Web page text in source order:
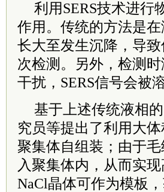
利用SERS技术进行
作用。传统的方法是
长大至发生沉降，导
次检测。另外，检测
干扰，SERS信号会被
基于上述传统液相
究员等提出了利用大
聚集体自组装；由于
入聚集体内，从而实
NaCl晶体可作为模板